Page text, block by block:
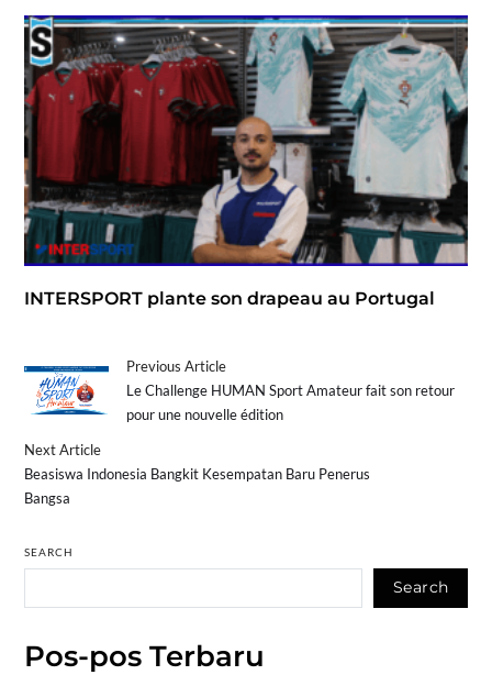
INTERSPORT plante son drapeau au Portugal
Previous Article
Le Challenge HUMAN Sport Amateur fait son retour
pour une nouvelle édition
Next Article
Beasiswa Indonesia Bangkit Kesempatan Baru Penerus
Bangsa
SEARCH
Search
Pos-pos Terbaru